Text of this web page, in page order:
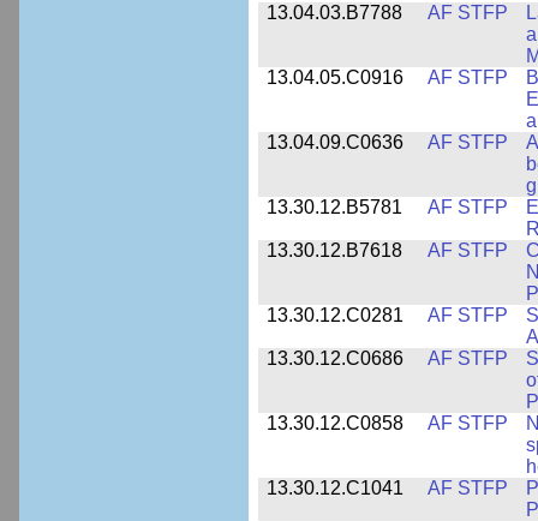
13.04.03.B7788 AF STFP
13.04.05.C0916
AF STFP
13.04.09.C0636
AF STFP
13.30.12.B5781
AF STFP
13.30.12.B7618
AF STFP
13.30.12.C0281
AF STFP
13.30.12.C0686
AF STFP
13.30.12.C0858
AF STFP
13.30.12.C1041
AF STFP